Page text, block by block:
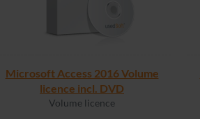
Microsoft Access 2016 Volume
licence incl. DVD
Volume licence